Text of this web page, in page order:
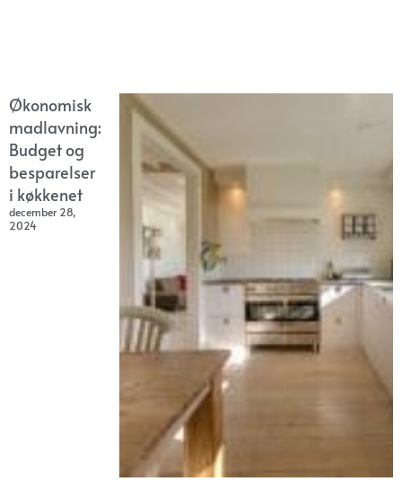
Økonomisk
madlavning:
Budget og
besparelser
i køkkenet
december 28,
2024